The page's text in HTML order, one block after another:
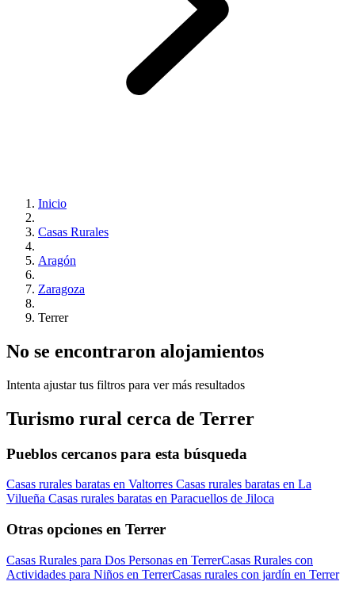
Inicio
Casas Rurales
Aragón
Zaragoza
Terrer
No se encontraron alojamientos
Intenta ajustar tus filtros para ver más resultados
Turismo rural cerca de Terrer
Pueblos cercanos para esta búsqueda
Casas rurales baratas en Valtorres Casas rurales baratas en La
Vilueña Casas rurales baratas en Paracuellos de Jiloca
Otras opciones en Terrer
Casas Rurales para Dos Personas en TerrerCasas Rurales con
Actividades para Niños en TerrerCasas rurales con jardín en Terrer